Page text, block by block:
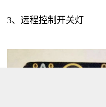
3、远程控制开关灯